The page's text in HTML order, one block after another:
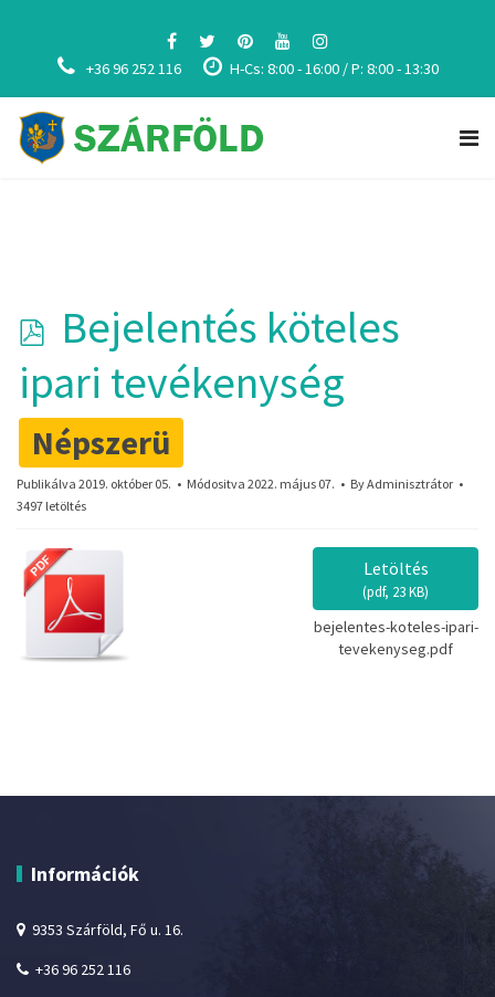
+36 96 252 116 H-Cs: 8:00 - 16:00 / P: 8:00 - 13:30
p
d
f
Bejelentés köteles
ipari tevékenység
Népszerü
Publikálva 2019. október 05. Módositva 2022. május 07. ByAdminisztrátor
3497 letöltés
Letöltés
(pdf, 23 KB)
bejelentes-koteles-ipari-
tevekenyseg.pdf
Információk
9353 Szárföld, Fő u. 16.
+36 96 252 116